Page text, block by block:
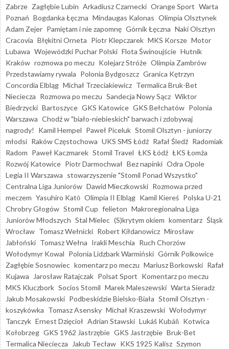
Zabrze Zagłębie Lubin Arkadiusz Czarnecki Orange Sport Warta
Poznań Bogdanka Łęczna Mindaugas Kalonas Olimpia Olsztynek
Adam Zejer Pamiętam i nie zapomnę Górnik Łęczna Naki Olsztyn
Cracovia Błękitni Orneta Piotr Klepczarek MKS Korsze Motor
Lubawa Wojewódzki Puchar Polski Flota Świnoujście Hutnik
Kraków rozmowa po meczu Kolejarz Stróże Olimpia Zambrów
Przedstawiamy rywala Polonia Bydgoszcz Granica Kętrzyn
Concordia Elbląg Michał Trzeciakiewicz Termalica Bruk-Bet
Nieciecza Rozmowa po meczu Sandecja Nowy Sącz Wiktor
Biedrzycki Bartoszyce GKS Katowice GKS Bełchatów Polonia
Warszawa Chodź w "biało-niebieskich" barwach i zdobywaj
nagrody!
Kamil Hempel Paweł Piceluk Stomil Olsztyn - juniorzy
młodsi Raków Częstochowa UKS SMS Łódź Rafał Śledź Radomiak
Radom Paweł Kaczmarek Stomil Travel ŁKS Łódź ŁKS Łomża
Rozwój Katowice Piotr Darmochwał Bez napinki Odra Opole
Legia II Warszawa stowarzyszenie "Stomil Ponad Wszystko"
Centralna Liga Juniorów Dawid Mieczkowski Rozmowa przed
meczem Yasuhiro Katō Olimpia II Elbląg Kamil Kiereś Polska U-21
Chrobry Głogów Stomil Cup felieton Makroregionalna Liga
Juniorów Młodszych Stal Mielec (S)krytym okiem komentarz Śląsk
Wrocław Tomasz Wełnicki Robert Kiłdanowicz Mirosław
Jabłoński Tomasz Wełna Irakli Meschia Ruch Chorzów
Wołodymyr Kowal Polonia Lidzbark Warmiński Górnik Polkowice
Zagłębie Sosnowiec komentarz po meczu Mariusz Borkowski Rafał
Kujawa
Jarosław Ratajczak Polsat Sport Komentarz po meczu
MKS Kluczbork Socios Stomil Marek Maleszewski Warta Sieradz
Jakub Mosakowski Podbeskidzie Bielsko-Biała Stomil Olsztyn -
koszykówka Tomasz Asensky Michał Kraszewski Wołodymyr
Tanczyk Ernest Dzięcioł Adrian Stawski Lukáš Kubáň Kotwica
Kołobrzeg GKS 1962 Jastrzębie GKS Jastrzębie Bruk-Bet
Termalica Nieciecza
Jakub Tecław KKS 1925 Kalisz Szymon